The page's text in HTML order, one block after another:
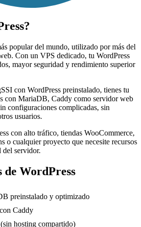
popular del mundo, utilizado por más del
Con un VPS dedicado, tu WordPress
mayor seguridad y rendimiento superior
con WordPress preinstalado, tienes tu
con MariaDB, Caddy como servidor web
configuraciones complicadas, sin
usuarios.
con alto tráfico, tiendas WooCommerce,
o cualquier proyecto que necesite recursos
del servidor.
de WordPress
preinstalado y optimizado
Caddy
hosting compartido)